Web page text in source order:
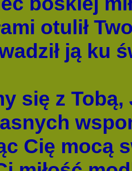
otulił
ją ku
się z Tobą,
Cię mocą